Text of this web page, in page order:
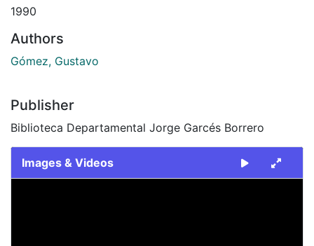
1990
Authors
Gómez, Gustavo
Publisher
Biblioteca Departamental Jorge Garcés Borrero
Images & Videos